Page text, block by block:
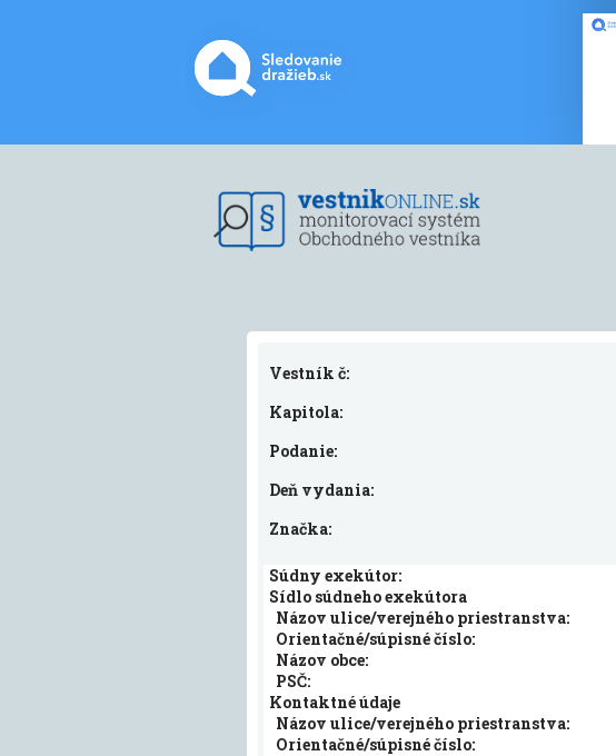
Vestník č:
Kapitola:
Podanie:
Deň vydania:
Značka:
Súdny exekútor:
Sídlo súdneho exekútora
Názov ulice/verejného priestranstva:
Orientačné/súpisné číslo:
Názov obce:
PSČ:
Kontaktné údaje
Názov ulice/verejného priestranstva:
Orientačné/súpisné číslo: